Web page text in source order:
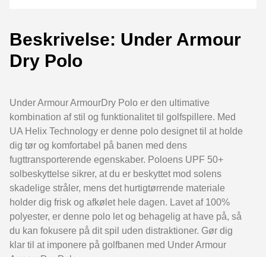
Beskrivelse: Under Armour
Dry Polo
Under Armour ArmourDry Polo er den ultimative
kombination af stil og funktionalitet til golfspillere. Med
UA Helix Technology er denne polo designet til at holde
dig tør og komfortabel på banen med dens
fugttransporterende egenskaber. Poloens UPF 50+
solbeskyttelse sikrer, at du er beskyttet mod solens
skadelige stråler, mens det hurtigtørrende materiale
holder dig frisk og afkølet hele dagen. Lavet af 100%
polyester, er denne polo let og behagelig at have på, så
du kan fokusere på dit spil uden distraktioner. Gør dig
klar til at imponere på golfbanen med Under Armour